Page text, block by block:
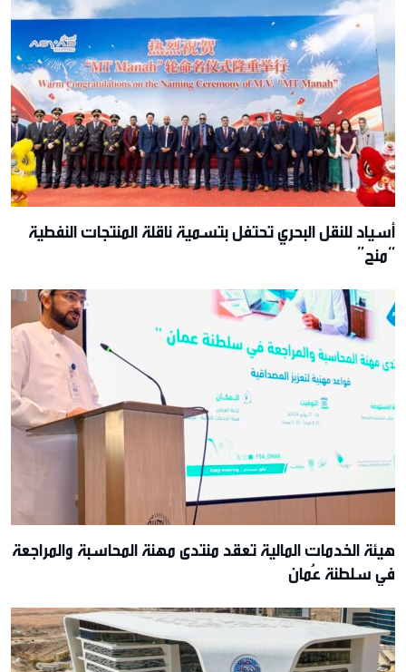
أسياد للنقل البحري تحتفل بتسمية ناقلة المنتجات النفطية
“منح”
هيئة الخدمات المالية تعقد منتدى مهنة المحاسبة والمراجعة
في سلطنة عُمان